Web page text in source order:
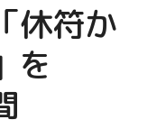
休符か
を